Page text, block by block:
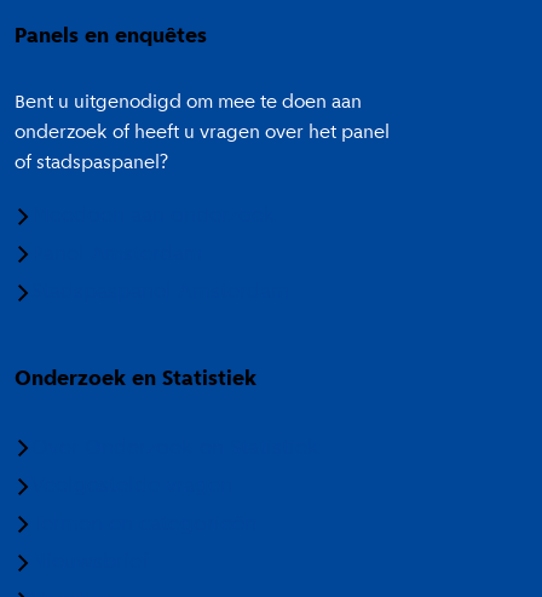
Panels en enquêtes
Bent u uitgenodigd om mee te doen aan
onderzoek of heeft u vragen over het panel
of stadspaspanel?
Onderzoek en Statistiek